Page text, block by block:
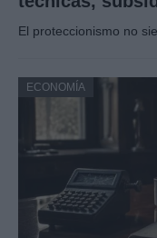
El proteccionismo no
ECONOMÍA